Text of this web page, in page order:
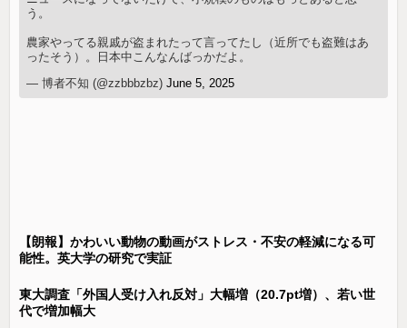
う。
農家やってる親戚が盗まれたって言ってたし（近所でも盗難はあ
ったそう）。日本中こんなんばっかだよ。
— 博者不知 (@zzbbbzbz)June 5, 2025
【朗報】かわいい動物の動画がストレス・不安の軽減になる可
能性。英大学の研究で実証
東大調査「外国人受け入れ反対」大幅増（20.7pt増）、若い世
代で増加幅大